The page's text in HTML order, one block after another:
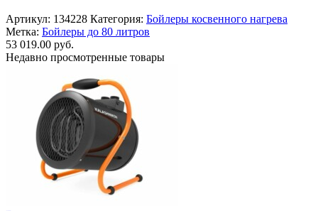
Артикул: 134228 Категория: Бойлеры косвенного нагрева
Метка: Бойлеры до 80 литров
53 019.00 руб.
Недавно просмотренные товары